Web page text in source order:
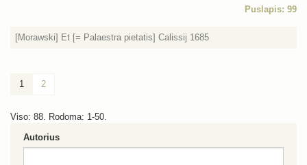
Puslapis: 99
[Morawski] Et [= Palaestra pietatis] Calissij 1685
1 2
Viso: 88. Rodoma: 1-50.
Autorius